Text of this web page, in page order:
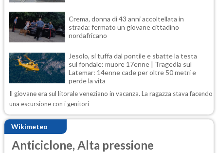
Crema, donna di 43 anni accoltellata in
strada: fermato un giovane cittadino
nordafricano
Jesolo, si tuffa dal pontile e sbatte la testa
sul fondale: muore 17enne | Tragedia sul
Latemar: 14enne cade per oltre 50 metri e
perde la vita
Il giovane era sul litorale veneziano in vacanza. La ragazza stava facendo
una escursione con i genitori
Wikimeteo
Anticiclone, Alta pressione